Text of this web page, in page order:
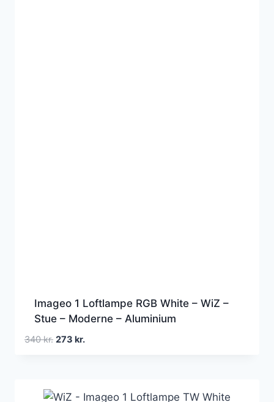
Imageo 1 Loftlampe RGB White – WiZ –
Stue – Moderne – Aluminium
340kr. Den
340 kr..
273 kr.Den
273 kr..